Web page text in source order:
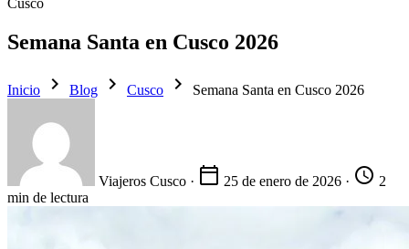
Cusco
Semana Santa en Cusco 2026
Inicio chevron_right Blog chevron_right Cusco chevron_right Semana Santa en Cusco 2026
Viajeros Cusco · calendar_today 25 de enero de 2026 · schedule 2
min de lectura